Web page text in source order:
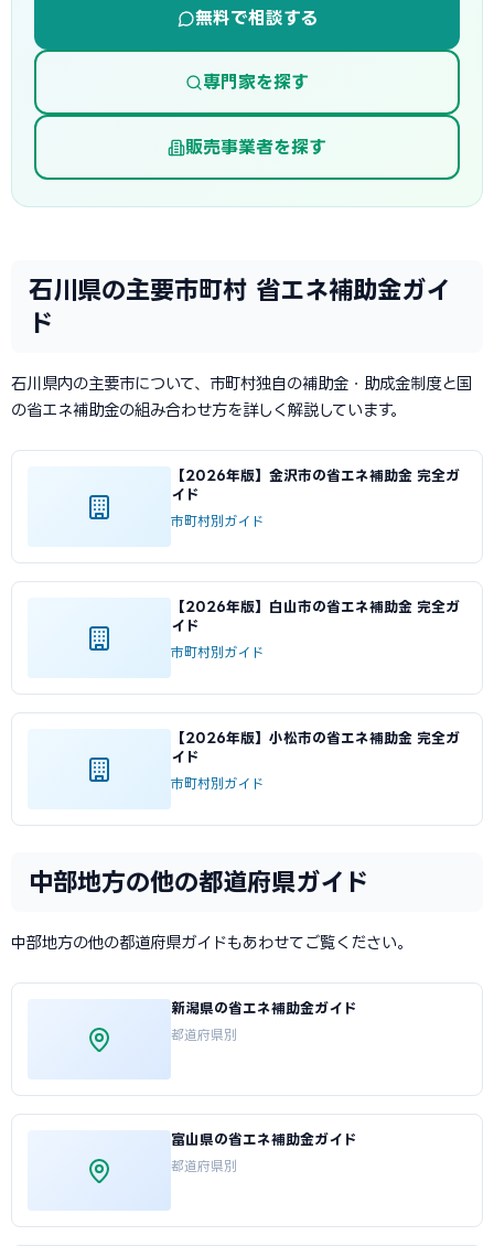
無料で相談する
専門家を探す
販売事業者を探す
石川県の主要市町村 省エネ補助金ガイ
ド
石川県内の主要市について、市町村独自の補助金・助成金制度と国
の省エネ補助金の組み合わせ方を詳しく解説しています。
【2026年版】金沢市の省エネ補助金 完全ガ
イド
市町村別ガイド
【2026年版】白山市の省エネ補助金 完全ガ
イド
市町村別ガイド
【2026年版】小松市の省エネ補助金 完全ガ
イド
市町村別ガイド
中部地方の他の都道府県ガイド
中部地方の他の都道府県ガイドもあわせてご覧ください。
新潟県の省エネ補助金ガイド
都道府県別
富山県の省エネ補助金ガイド
都道府県別